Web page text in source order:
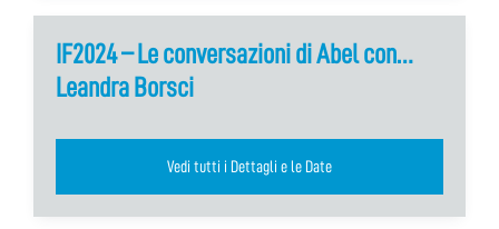
IF2024 – Le conversazioni di Abel con…
Leandra Borsci
Vedi tutti i Dettagli e le Date